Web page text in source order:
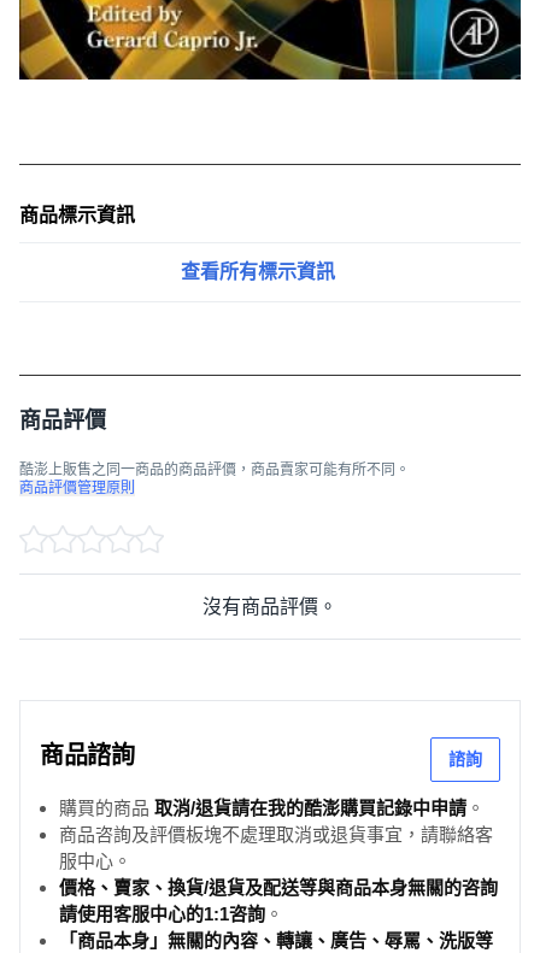
商品標示資訊
查看所有標示資訊
商品評價
酷澎上販售之同一商品的商品評價，商品賣家可能有所不同。
商品評價管理原則
沒有商品評價。
商品諮詢 諮詢
購買的商品 取消/退貨請在我的酷澎購買記錄中申請 。
商品咨詢及評價板塊不處理取消或退貨事宜，請聯絡客
服中心。
價格、賣家、換貨/退貨及配送等與商品本身無關的咨詢
請使用客服中心的1:1咨詢 。
「商品本身」無關的內容、轉讓、廣告、辱罵、洗版等